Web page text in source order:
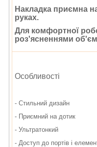
Накладка приємна
руках.
Для комфортної
роз'ясненнями
Особливості
- Стильний дизайн
- Приємний на дотик
- Ультратонкий
- Доступ до портів і